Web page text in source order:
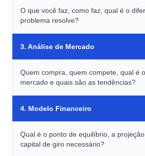
O que você faz, como faz, qual é o
problema resolve?
3. Análise de Mercado
Quem compra, quem compete, qual é
mercado e quais são as tendências?
4. Modelo Financeiro
Qual é o ponto de equilíbrio, a
capital de giro necessário?